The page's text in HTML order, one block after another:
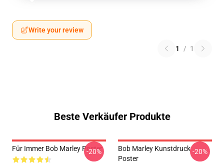
Write your review
1 / 1
Beste Verkäufer Produkte
Für Immer Bob Marley Poster
-20%
Bob Marley Kunstdruck
Poster
-20%